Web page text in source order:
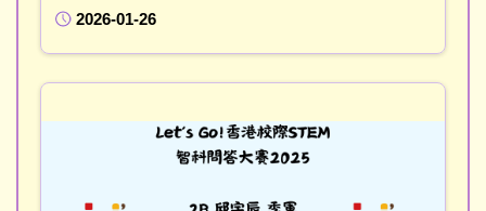
2026-01-26